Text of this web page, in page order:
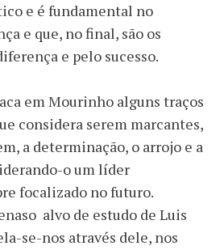
e é fundamental no
e que, no final, são os
e pelo sucesso.
em Mourinho alguns traços
considera serem marcantes,
a determinação, o arrojo e a
o um líder
focalizado no futuro.
alvo de estudo de Luis
se-nos através dele, nos